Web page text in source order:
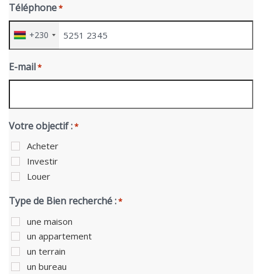
Téléphone*
+230
E-mail*
Votre objectif :*
Acheter
Investir
Louer
Type de Bien recherché :*
une maison
un appartement
un terrain
un bureau